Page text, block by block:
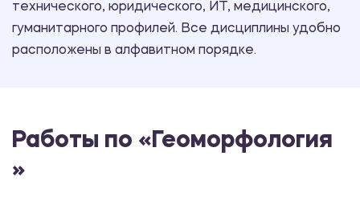
технического, юридического, ИТ, медицинского,
гуманитарного профилей. Все дисциплины удобно
расположены в алфавитном порядке.
Работы по «Геоморфология
»